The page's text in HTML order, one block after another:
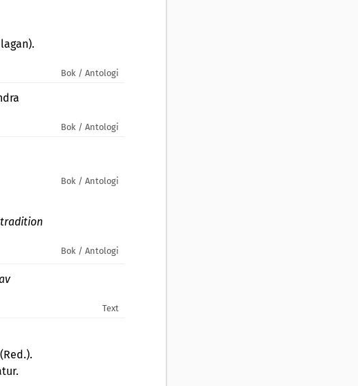
Bok / Antologi
Bok / Antologi
Bok / Antologi
tradition
Bok / Antologi
Text